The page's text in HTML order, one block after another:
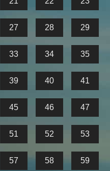
27 28 29
33 34 35
39 40 41
45 46 47
51 52 53
57 58 59